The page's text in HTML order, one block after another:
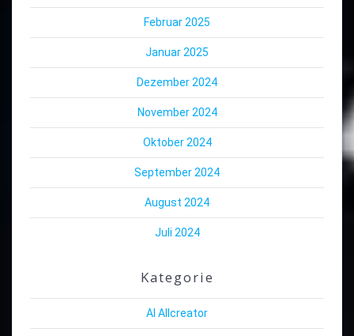
Februar 2025
Januar 2025
Dezember 2024
November 2024
Oktober 2024
September 2024
August 2024
Juli 2024
Kategorie
AI Allcreator